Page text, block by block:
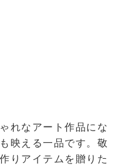
れなアート作品にな
映える一品です。敬
りアイテムを贈りた